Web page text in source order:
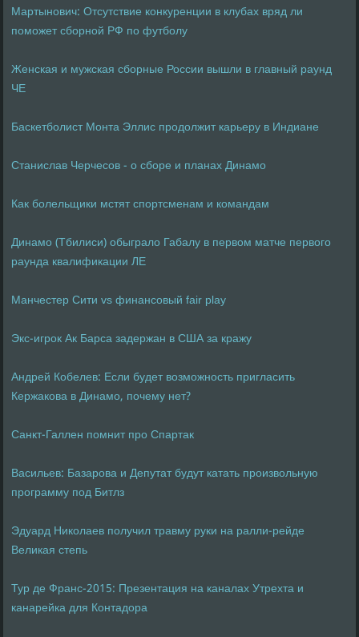
Мартынович: Отсутствие конкуренции в клубах вряд ли
поможет сборной РФ по футболу
Женская и мужская сборные России вышли в главный раунд
ЧЕ
Баскетболист Монта Эллис продолжит карьеру в Индиане
Станислав Черчесов - о сборе и планах Динамо
Как болельщики мстят спортсменам и командам
Динамо (Тбилиси) обыграло Габалу в первом матче первого
раунда квалификации ЛЕ
Манчестер Сити vs финансовый fair play
Экс-игрок Ак Барса задержан в США за кражу
Андрей Кобелев: Если будет возможность пригласить
Кержакова в Динамо, почему нет?
Санкт-Галлен помнит про Спартак
Васильев: Базарова и Депутат будут катать произвольную
программу под Битлз
Эдуард Николаев получил травму руки на ралли-рейде
Великая степь
Тур де Франс-2015: Презентация на каналах Утрехта и
канарейка для Контадора